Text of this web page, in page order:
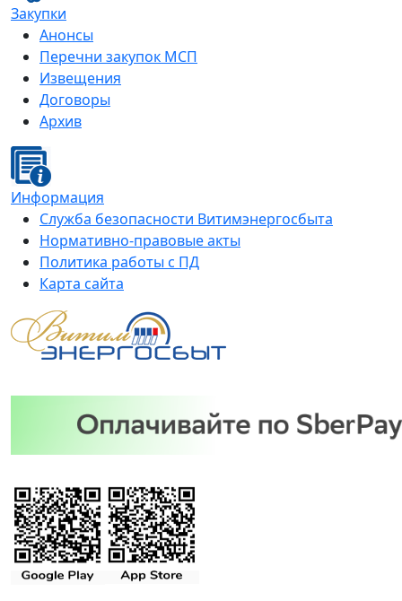
Закупки
Анонсы
Перечни закупок МСП
Извещения
Договоры
Архив
Информация
Служба безопасности Витимэнергосбыта
Нормативно-правовые акты
Политика работы с ПД
Карта сайта